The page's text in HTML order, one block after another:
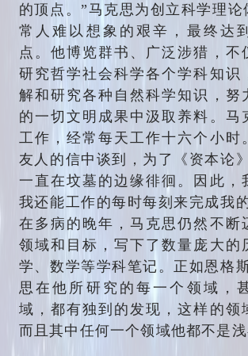
的顶点。”马克思为创立科学理论
常人难以想象的艰辛，最终达
点。他博览群书、广泛涉猎，不
研究哲学社会科学各个学科知识
解和研究各种自然科学知识，努
的一切文明成果中汲取养料。马
工作，经常每天工作十六个小时
友人的信中谈到，为了《资本论
一直在坟墓的边缘徘徊。因此，
我还能工作的每时每刻来完成我
在多病的晚年，马克思仍然不断
领域和目标，写下了数量庞大的
学、数学等学科笔记。正如恩格
思在他所研究的每一个领域，
域，都有独到的发现，这样的领
而且其中任何一个领域他都不是